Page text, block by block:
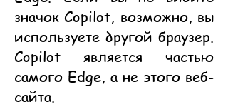
значок Copilot, возможно, вы
используете другой браузер.
Copilot является частью
самого Edge, а не этого веб-
сайта.